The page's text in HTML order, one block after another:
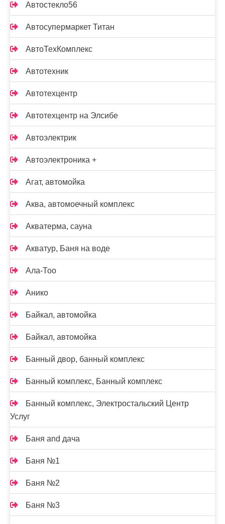
Автостекло56
Автосупермаркет Титан
АвтоТехКомплекс
Автотехник
Автотехцентр
Автотехцентр на Элсибе
Автоэлектрик
Автоэлектроника +
Агат, автомойка
Аква, автомоечный комплекс
Акватерма, сауна
Акватур, Баня на воде
Ала-Тоо
Анико
Байкал, автомойка
Байкал, автомойка
Банный двор, банный комплекс
Банный комплекс, Банный комплекс
Банный комплекс, Электростальский Центр
Услуг
Баня and дача
Баня №1
Баня №2
Баня №3